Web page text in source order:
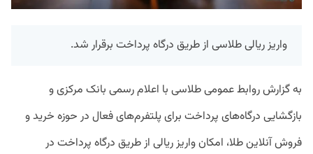
واریز ریالی طلاسی از طریق درگاه پرداخت برقرار شد.
به گزارش روابط عمومی طلاسی با اعلام رسمی بانک مرکزی و
بازگشایی درگاه‌های پرداخت برای پلتفرم‌های فعال در حوزه خرید و
فروش آنلاین طلا، امکان واریز ریالی از طریق درگاه پرداخت در